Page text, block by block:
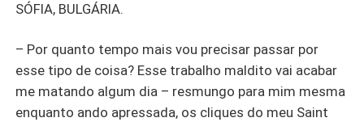
SÓFIA, BULGÁRIA.
– Por quanto tempo mais vou precisar passar por
esse tipo de coisa? Esse trabalho maldito vai acabar
me matando algum dia – resmungo para mim mesma
enquanto ando apressada, os cliques do meu Saint